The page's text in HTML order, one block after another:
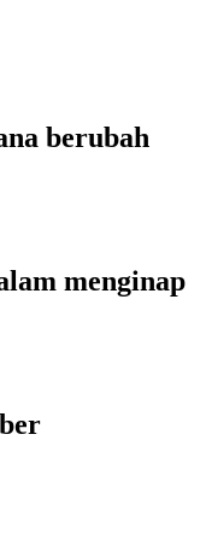
berubah
menginap